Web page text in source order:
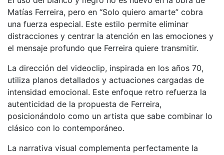
Matías Ferreira, pero en “Solo quiero amarte” cobra
una fuerza especial. Este estilo permite eliminar
distracciones y centrar la atención en las emociones y
el mensaje profundo que Ferreira quiere transmitir.
La dirección del videoclip, inspirada en los años 70,
utiliza planos detallados y actuaciones cargadas de
intensidad emocional. Este enfoque retro refuerza la
autenticidad de la propuesta de Ferreira,
posicionándolo como un artista que sabe combinar lo
clásico con lo contemporáneo.
La narrativa visual complementa perfectamente la